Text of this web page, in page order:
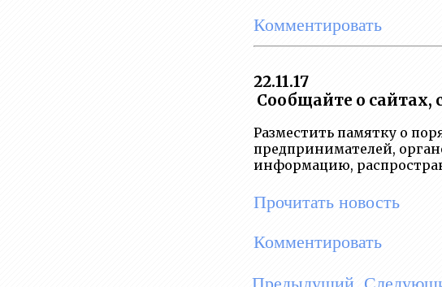
Комментировать
22.11.17
Сообщайте о
Разместить памятку о
предпринимателей,
информацию,
Прочитать новость
Комментировать